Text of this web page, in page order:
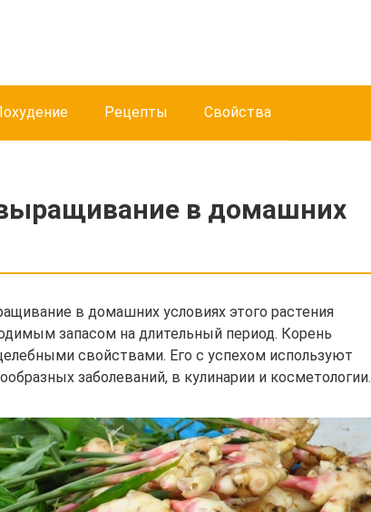
Рецепты Свойства
в домашних
в домашних условиях этого растения
запасом на длительный период. Корень
свойствами. Его с успехом используют
заболеваний, в кулинарии и косметологии.